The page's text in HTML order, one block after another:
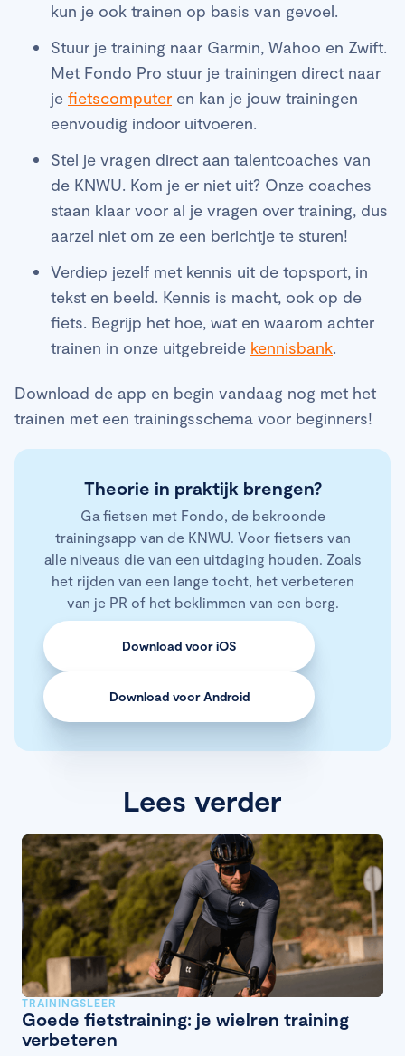
kun je ook trainen op basis van gevoel.
Stuur je training naar Garmin, Wahoo en Zwift.
Met Fondo Pro stuur je trainingen direct naar
je fietscomputer en kan je jouw trainingen
eenvoudig indoor uitvoeren.
Stel je vragen direct aan talentcoaches van
de KNWU. Kom je er niet uit? Onze coaches
staan klaar voor al je vragen over training, dus
aarzel niet om ze een berichtje te sturen!
Verdiep jezelf met kennis uit de topsport, in
tekst en beeld. Kennis is macht, ook op de
fiets. Begrijp het hoe, wat en waarom achter
trainen in onze uitgebreide kennisbank.
Download de app en begin vandaag nog met het
trainen met een trainingsschema voor beginners!
Theorie in praktijk brengen?
Ga fietsen met Fondo, de bekroonde
trainingsapp van de KNWU. Voor fietsers van
alle niveaus die van een uitdaging houden. Zoals
het rijden van een lange tocht, het verbeteren
van je PR of het beklimmen van een berg.
Download voor iOS
Download voor Android
Lees verder
TRAININGSLEER
Goede fietstraining: je wielren training
verbeteren